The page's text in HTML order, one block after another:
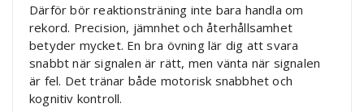
Därför bör reaktionsträning inte bara handla om
rekord. Precision, jämnhet och återhållsamhet
betyder mycket. En bra övning lär dig att svara
snabbt när signalen är rätt, men vänta när signalen
är fel. Det tränar både motorisk snabbhet och
kognitiv kontroll.